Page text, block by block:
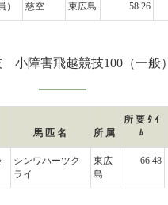
） 慈空 東広島 58.26
小障害飛越競技100（一般）
馬匹名 所属
所要ﾀｲ
ﾑ
シンワハーツク
ライ
東広
島
66.48